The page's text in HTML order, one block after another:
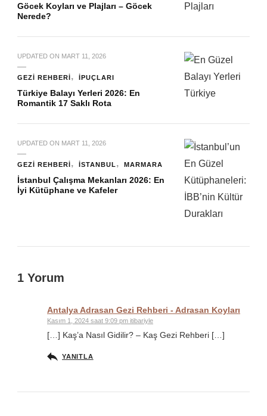
Göcek Koyları ve Plajları – Göcek
Nerede?
UPDATED ON MART 11, 2026
GEZI REHBERI İPUÇLARI
Türkiye Balayı Yerleri 2026: En
Romantik 17 Saklı Rota
UPDATED ON MART 11, 2026
GEZI REHBERI İSTANBUL MARMARA
İstanbul Çalışma Mekanları 2026: En
İyi Kütüphane ve Kafeler
1 Yorum
Antalya Adrasan Gezi Rehberi - Adrasan Koyları
Kasım 1, 2024 saat 9:09 pm itibariyle
[…] Kaş’a Nasıl Gidilir? – Kaş Gezi Rehberi […]
YANITLA